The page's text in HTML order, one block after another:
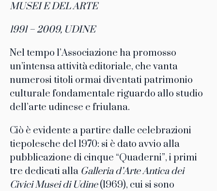
MUSEI E DEL ARTE
1991 – 2009, UDINE
Nel tempo l’Associazione ha promosso
un’intensa attività editoriale, che vanta
numerosi titoli ormai diventati patrimonio
culturale fondamentale riguardo allo studio
dell’arte udinese e friulana.
Ciò è evidente a partire dalle celebrazioni
tiepolesche del 1970: si è dato avvio alla
pubblicazione di cinque “Quaderni”, i primi
tre dedicati alla Galleria d’Arte Antica dei
Civici Musei di Udine(1969), cui si sono